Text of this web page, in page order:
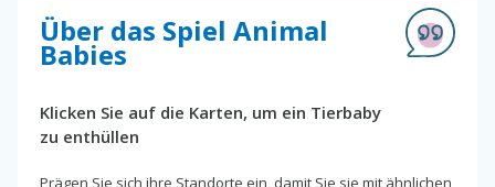
Über das Spiel Animal
Babies
Klicken Sie auf die Karten, um ein Tierbaby
zu enthüllen
Prägen Sie sich ihre Standorte ein, damit Sie sie mit ähnlichen